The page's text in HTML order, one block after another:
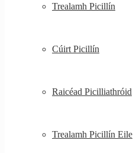
Trealamh Picillín
Cúirt Picillín
Raicéad Picilliathróid
Trealamh Picillín Eile